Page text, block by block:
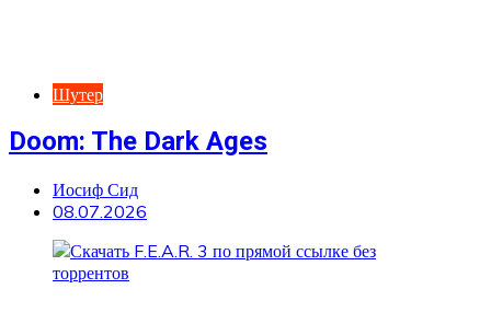
Шутер
Doom: The Dark Ages
Иосиф Сид
08.07.2026